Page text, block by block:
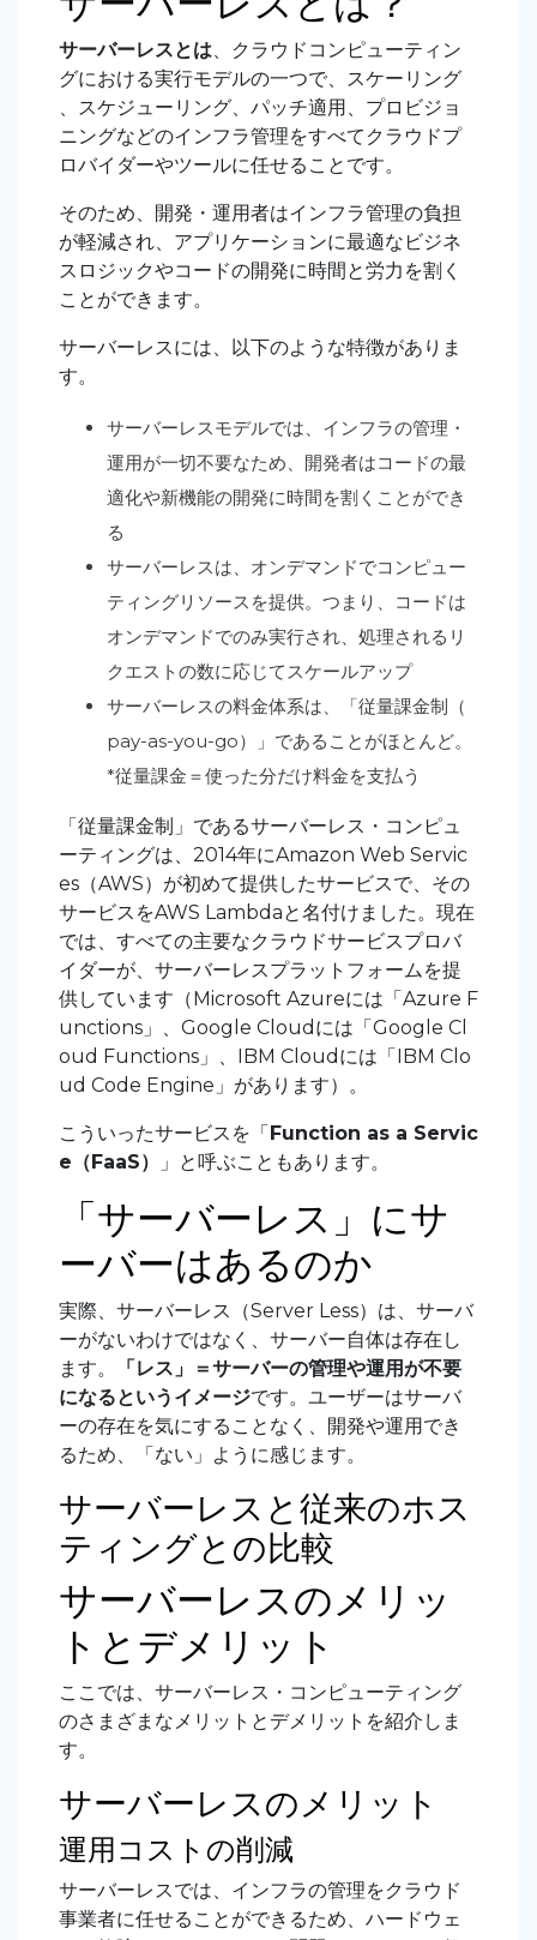
サーバーレスとは、クラウドコンピューティン
グにおける実行モデルの一つで、スケーリング
、スケジューリング、パッチ適用、プロビジョ
ニングなどのインフラ管理をすべてクラウドプ
ロバイダーやツールに任せることです。
そのため、開発・運用者はインフラ管理の負担
が軽減され、アプリケーションに最適なビジネ
スロジックやコードの開発に時間と労力を割く
ことができます。
サーバーレスには、以下のような特徴がありま
す。
サーバーレスモデルでは、インフラの管理・
運用が一切不要なため、開発者はコードの最
適化や新機能の開発に時間を割くことができ
る
サーバーレスは、オンデマンドでコンピュー
ティングリソースを提供。つまり、コードは
オンデマンドでのみ実行され、処理されるリ
クエストの数に応じてスケールアップ
サーバーレスの料金体系は、「従量課金制（
pay-as-you-go）」であることがほとんど。
*従量課金＝使った分だけ料金を支払う
「従量課金制」であるサーバーレス・コンピュ
ーティングは、2014年にAmazon Web Servic
es（AWS）が初めて提供したサービスで、その
サービスをAWS Lambdaと名付けました。現在
では、すべての主要なクラウドサービスプロバ
イダーが、サーバーレスプラットフォームを提
供しています（Microsoft Azureには「Azure F
unctions」、Google Cloudには「Google Cl
oud Functions」、IBM Cloudには「IBM Clo
ud Code Engine」があります）。
こういったサービスを「Function as a Servic
e（FaaS）
」と呼ぶこともあります。
「サーバーレス」にサ
ーバーはあるのか
実際、サーバーレス（Server Less）は、サーバ
ーがないわけではなく、サーバー自体は存在し
ます。
「レス」＝サーバーの管理や運用が不要
になるというイメージです。ユーザーはサーバ
ーの存在を気にすることなく、開発や運用でき
るため、「ない」ように感じます。
サーバーレスと従来のホス
ティングとの比較
サーバーレスのメリッ
トとデメリット
ここでは、サーバーレス・コンピューティング
のさまざまなメリットとデメリットを紹介しま
す。
サーバーレスのメリット
運用コストの削減
サーバーレスでは、インフラの管理をクラウド
事業者に任せることができるため、ハードウェ